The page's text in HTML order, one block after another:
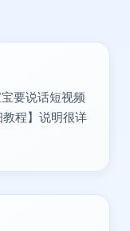
要说话短视频
程】说明很详